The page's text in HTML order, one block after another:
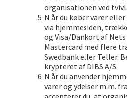
organisationen ved tvivl.
N år du køber varer
via hjemmesiden,
og Visa/Dankort af Nets
Mastercard med flere
Swedbank eller Teller.
krypteret af DIBS A/S.
N år du anvender
varer og ydelser m.m.
accepterer du, at